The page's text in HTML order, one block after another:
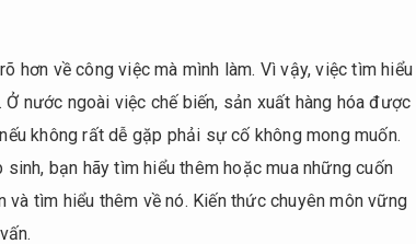
hơn về công việc mà mình làm. Vì vậy, việc tìm hiểu
nước ngoài việc chế biến, sản xuất hàng hóa được
không rất dễ gặp phải sự cố không mong muốn.
bạn hãy tìm hiểu thêm hoặc mua những cuốn
và tìm hiểu thêm về nó. Kiến thức chuyên môn vững